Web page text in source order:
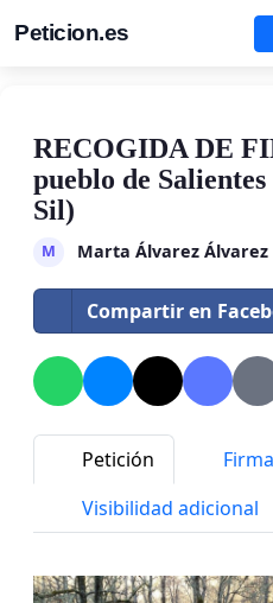
Peticion.es
RECOGIDA DE
pueblo de
Sil)
M Marta Álvarez Álvarez
Compartir en
Petición
Visibilidad adicional